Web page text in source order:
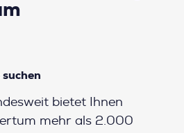
bietet Ihnen
mehr als 2.000